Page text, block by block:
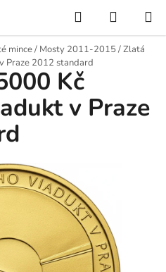
Hledat
mince/ Mosty 2011-2015/Zlatá
Praze 2012 standard
Kč
v Praze